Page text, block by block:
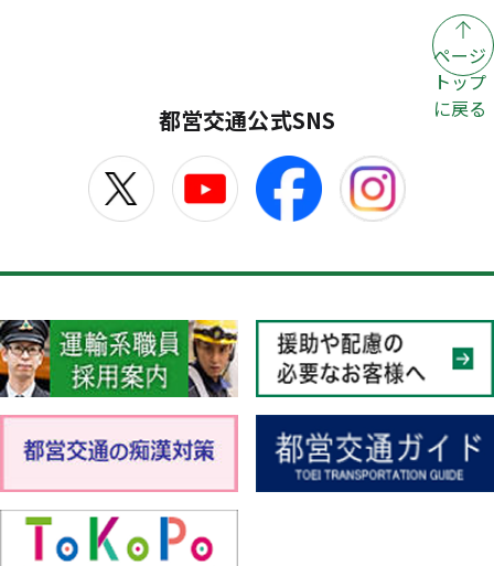
ページ
トップ
に戻る
都営交通公式SNS